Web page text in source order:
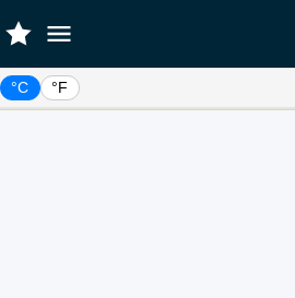
°C °F